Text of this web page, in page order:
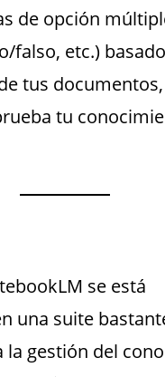
de opción
falso, etc.)
tus
tu
se está
una suite
la gestión del